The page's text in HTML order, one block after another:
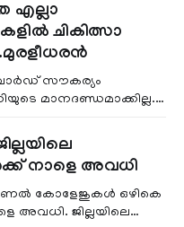
എല്ലാ
ചികിത്സാ
സൗകര്യം
മാനദണ്ഡമാക്കില്ല.
നാളെ അവധി
കോളേജുകൾ ഒഴികെ
അവധി. ജില്ലയിലെ